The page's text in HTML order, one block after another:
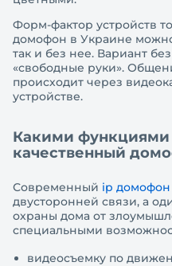
Форм-фактор устройств
домофон в Украине
так и без нее. Вариант
«свободные руки».
происходит через
устройстве.
Какими функциями
качественный
Современный ip домофон
двусторонней связи, а
охраны дома от
специальными
видеосъемку по